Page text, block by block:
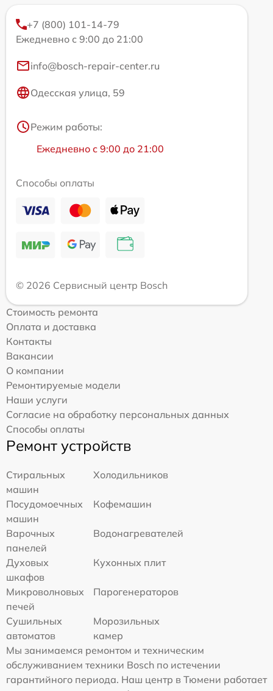
+7 (800) 101-14-79
Ежедневно с 9:00 до 21:00
info@bosch-repair-center.ru
Одесская улица, 59
Режим работы:
Ежедневно с 9:00 до 21:00
Способы оплаты
© 2026 Сервисный центр Bosch
Стоимость ремонта
Оплата и доставка
Контакты
Вакансии
О компании
Ремонтируемые модели
Наши услуги
Согласие на обработку персональных данных
Способы оплаты
Ремонт устройств
Стиральных
машин
Холодильников
Посудомоечных
машин
Кофемашин
Варочных
панелей
Водонагревателей
Духовых
шкафов
Кухонных плит
Микроволновых
печей
Парогенераторов
Сушильных
автоматов
Морозильных
камер
Мы занимаемся ремонтом и техническим
обслуживанием техники Bosch по истечении
гарантийного периода. Наш центр в Тюмени работает